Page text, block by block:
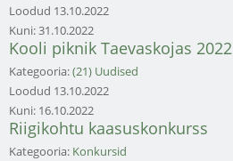
Loodud 13.10.2022
Kuni:31.10.2022
Kooli piknik Taevaskojas 2022
Kategooria:(21) Uudised
Loodud 13.10.2022
Kuni: 16.10.2022
Riigikohtu kaasuskonkurss
Kategooria: Konkursid